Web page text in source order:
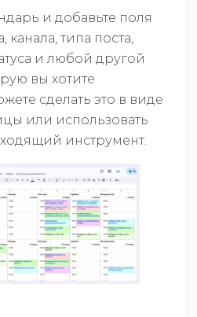
и добавьте поля
канала, типа поста,
и любой другой
вы хотите
сделать это в виде
или использовать
инструмент.